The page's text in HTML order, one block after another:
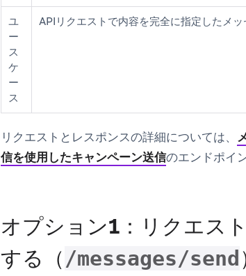
ユ
ー
ス
ケ
ー
ス
APIリクエストで内容を完全に指定したメッ
リクエストとレスポンスの詳細については、
信を使用したキャンペーン送信のエンドポイ
オプション1：リクエス
する（ /messages/send